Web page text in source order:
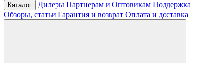
Каталог
Дилеры Партнерам и Оптовикам Поддержка
Обзоры, статьи Гарантия и возврат Оплата и доставка